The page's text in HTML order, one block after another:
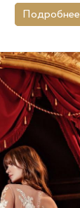
Подробнее